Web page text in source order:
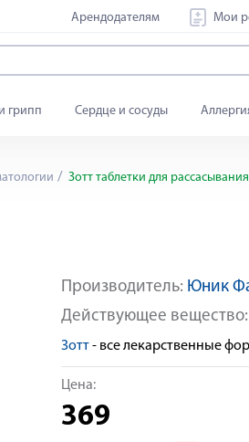
Арендодателям Мои
грипп Сердце и сосуды
Зотт таблетки для
Производитель: Юник
Действующее вещество:
Зотт- все лекарственные
Цена:
369